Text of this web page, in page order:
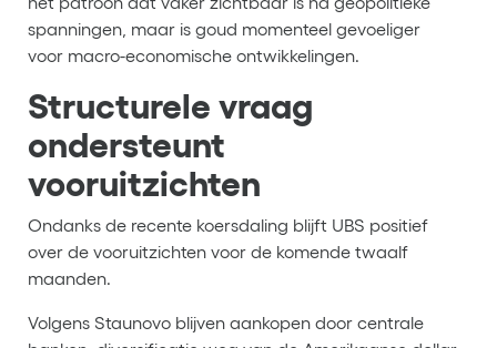
spanningen, maar is goud momenteel gevoeliger
voor macro-economische ontwikkelingen.
Structurele vraag
ondersteunt
vooruitzichten
Ondanks de recente koersdaling blijft UBS positief
over de vooruitzichten voor de komende twaalf
maanden.
Volgens Staunovo blijven aankopen door centrale